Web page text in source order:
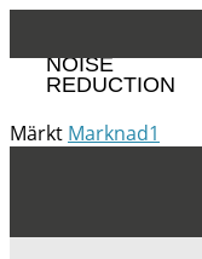
NOISE
REDUCTION
Märkt Marknad1